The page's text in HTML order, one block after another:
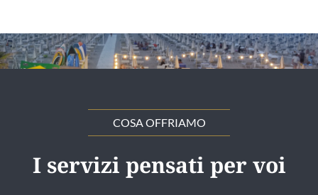
COSA OFFRIAMO
I servizi pensati per voi